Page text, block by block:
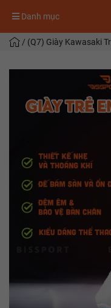
Danh mục
/ (Q7) Giày Kawasaki